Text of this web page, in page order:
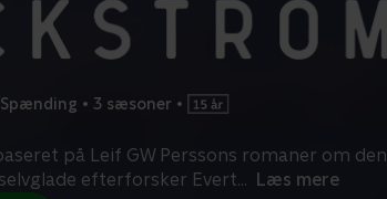
• 3 sæsoner •
på Leif GW Perssons romaner om den
efterforsker Evert... Læs mere